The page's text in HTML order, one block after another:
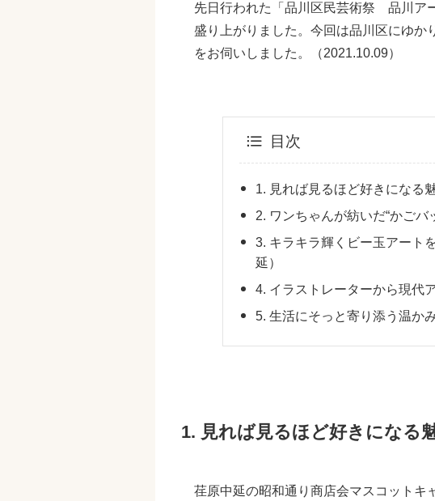
先日行われた「品川区民芸術祭 品川ア
盛り上がりました。今回は品川区にゆ
をお伺いしました。（2021.10.09）
目次
1. 見れば見るほど好きになる
2. ワンちゃんが紡いだ“かごバ
3. キラキラ輝くビー玉アート
延）
4. イラストレーターから現代
5. 生活にそっと寄り添う温か
1. 見れば見るほど好きになる
荏原中延の昭和通り商店会マスコットキ